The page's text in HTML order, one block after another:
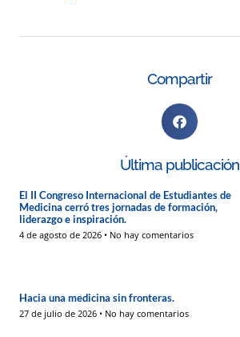
Compartir
Última publicación
El II Congreso Internacional de Estudiantes de
Medicina cerró tres jornadas de formación,
liderazgo e inspiración.
4 de agosto de 2026 No hay comentarios
Hacia una medicina sin fronteras.
27 de julio de 2026 No hay comentarios